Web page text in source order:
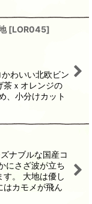
[LOR045]
わいい北欧ビン
茶ｘオレンジの
、小分けカット
ナブルな国産コ
にさざ波が立ち
す。 大地は優し
はカモメが飛ん